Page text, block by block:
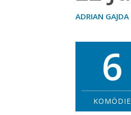
ADRIAN GAJDA
6
KOMÖDIE